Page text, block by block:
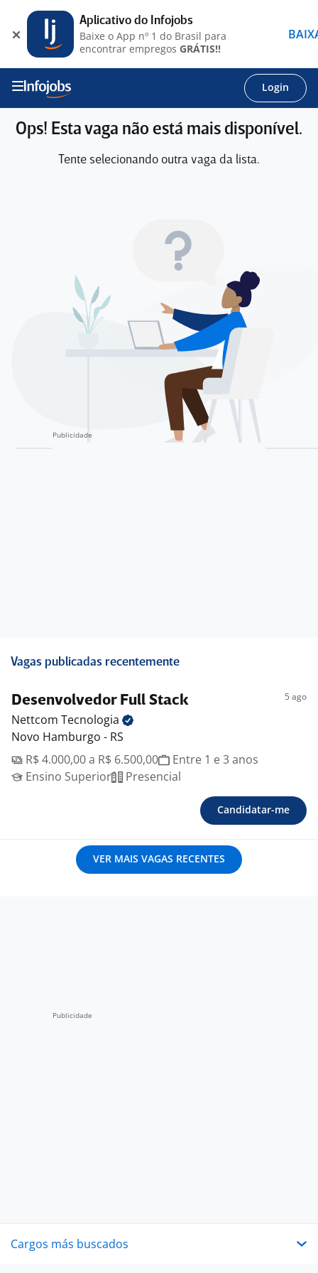
Login
Ops! Esta vaga não está mais disponível.
Tente selecionando outra vaga da lista.
Vagas publicadas recentemente
Desenvolvedor Full Stack 5 ago
Nettcom Tecnologia
Novo Hamburgo - RS
R$ 4.000,00 a R$ 6.500,00
Entre 1 e 3 anos
Ensino Superior
Presencial
Candidatar-me
VER MAIS VAGAS RECENTES
Cargos más buscados
Aplicativo do Infojobs
Baixe o App nº 1 do Brasil para
encontrar empregos GRÁTIS!!